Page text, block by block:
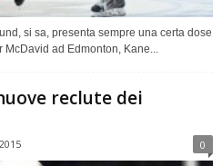
si sa, presenta sempre una certa dose
ad Edmonton, Kane...
reclute dei
0